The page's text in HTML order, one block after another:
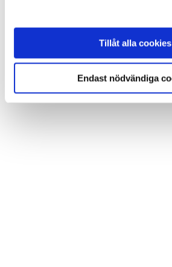
Tillåt alla cookies
Endast nödvändiga